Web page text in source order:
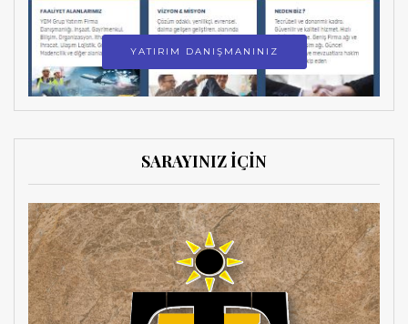
YATIRIM DANIŞMANINIZ
SARAYINIZ İÇİN